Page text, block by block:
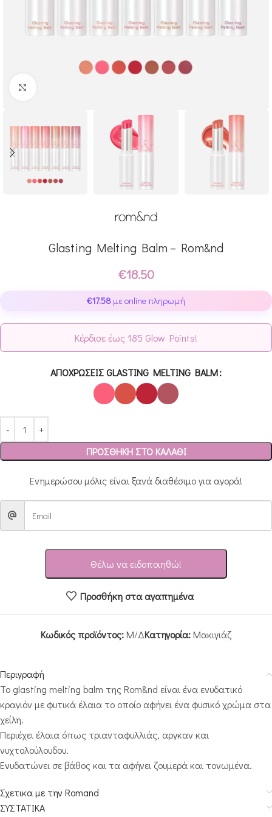
Glasting Melting Balm – Rom&nd
€18.50
€17.58 με online πληρωμή
Κέρδισε έως 185 Glow Points!
ΑΠΟΧΡΏΣΕΙΣ GLASTING MELTING BALM
ΠΡΟΣΘΉΚΗ ΣΤΟ ΚΑΛΆΘΙ
Ενημερώσου μόλις είναι ξανά διαθέσιμο για αγορά!
Θέλω να ειδοποιηθώ!
Προσθήκη στα αγαπημένα
Κωδικός προϊόντος:Μ/ΔΚατηγορία: Μακιγιάζ
Περιγραφή
Το glasting melting balm της Rom&nd είναι ένα ενυδατικό
κραγιόν με φυτικά έλαια το οποίο αφήνει ένα φυσικό χρώμα στα
χείλη.
Περιέχει έλαια όπως τριανταφυλλιάς, αργκαν και
νυχτολούλουδου.
Ενυδατώνει σε βάθος και τα αφήνει ζουμερά και τονωμένα.
Σχετικα με την Romand
ΣΥΣΤΑΤΙΚΑ